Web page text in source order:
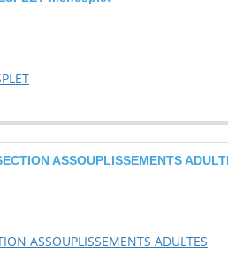
ASSOUPLISSEMENTS
ASSOUPLISSEMENTS ADULTES